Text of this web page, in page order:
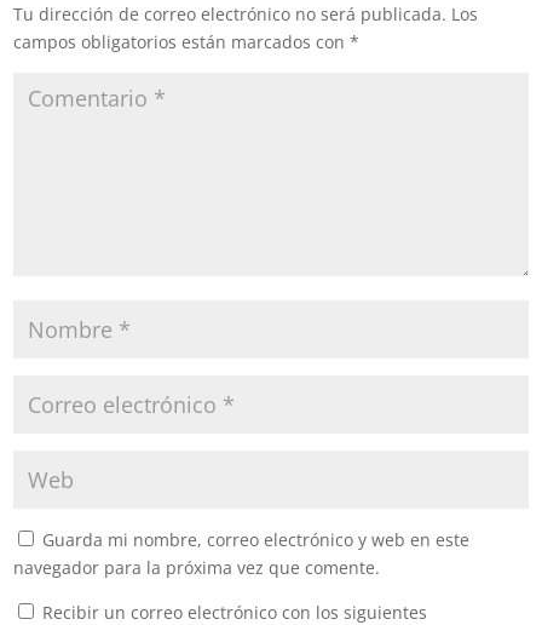
los hijos del ex líder del
Cártel de…
Tu dirección de correo electrónico no será publicada. Los
campos obligatorios están marcados con*
Guarda mi nombre, correo electrónico y web en este
navegador para la próxima vez que comente.
Recibir un correo electrónico con los siguientes